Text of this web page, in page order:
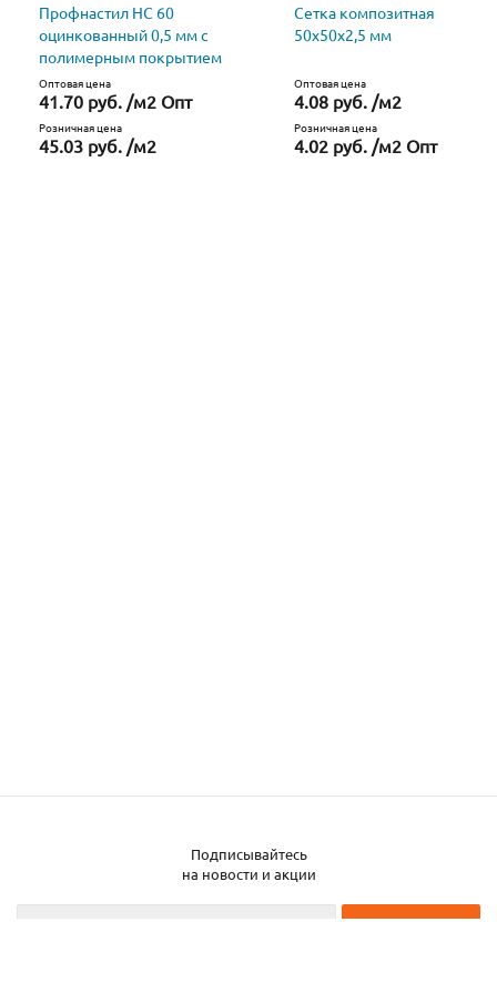
Профнастил НС 60
оцинкованный 0,5 мм с
полимерным покрытием
Оптовая цена
41.70 руб. /м2 Опт
Розничная цена
45.03 руб. /м2
Сетка композитная
50х50х2,5 мм
Оптовая цена
4.08 руб. /м2
Розничная цена
4.02 руб. /м2 Опт
Подписывайтесь
на новости и акции